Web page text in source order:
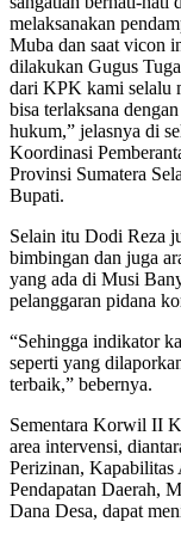
melaksanakan
Muba dan saat vicon
dilakukan Gugus
dari KPK kami selalu
bisa terlaksana
hukum,” jelasnya di
Koordinasi
Provinsi Sumatera
Bupati.
Selain itu Dodi Reza
bimbingan dan juga
yang ada di Musi
pelanggaran pidana
“Sehingga indikator
seperti yang
terbaik,” bebernya.
Sementara Korwil II
area intervensi,
Perizinan, Kapabilitas
Pendapatan Daerah,
Dana Desa, dapat